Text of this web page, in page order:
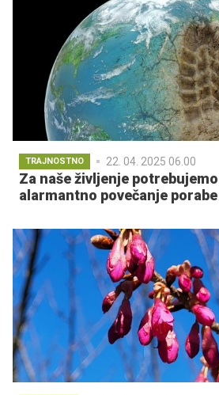
TRAJNOSTNO 22. 04. 2025 06.00
Za naše življenje
alarmantno povečanje